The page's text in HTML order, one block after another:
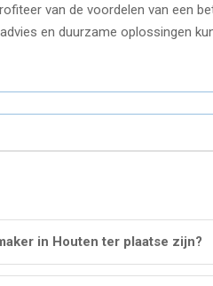
van de voordelen van een
en duurzame oplossingen
in Houten ter plaatse zijn?